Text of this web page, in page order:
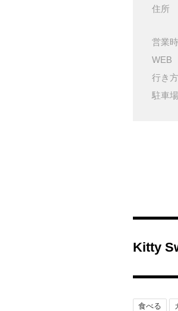
住所
営業
WEB
行き方
駐車場
Kitty
食べる